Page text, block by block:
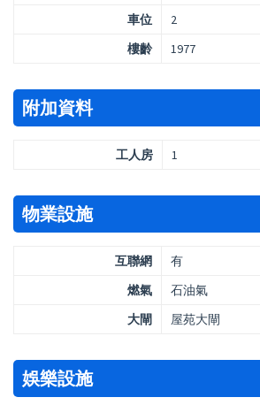
車位
2
樓齡
1977
附加資料
工人房 1
物業設施
互聯網
有
燃氣
石油氣
大閘
屋苑大閘
娛樂設施